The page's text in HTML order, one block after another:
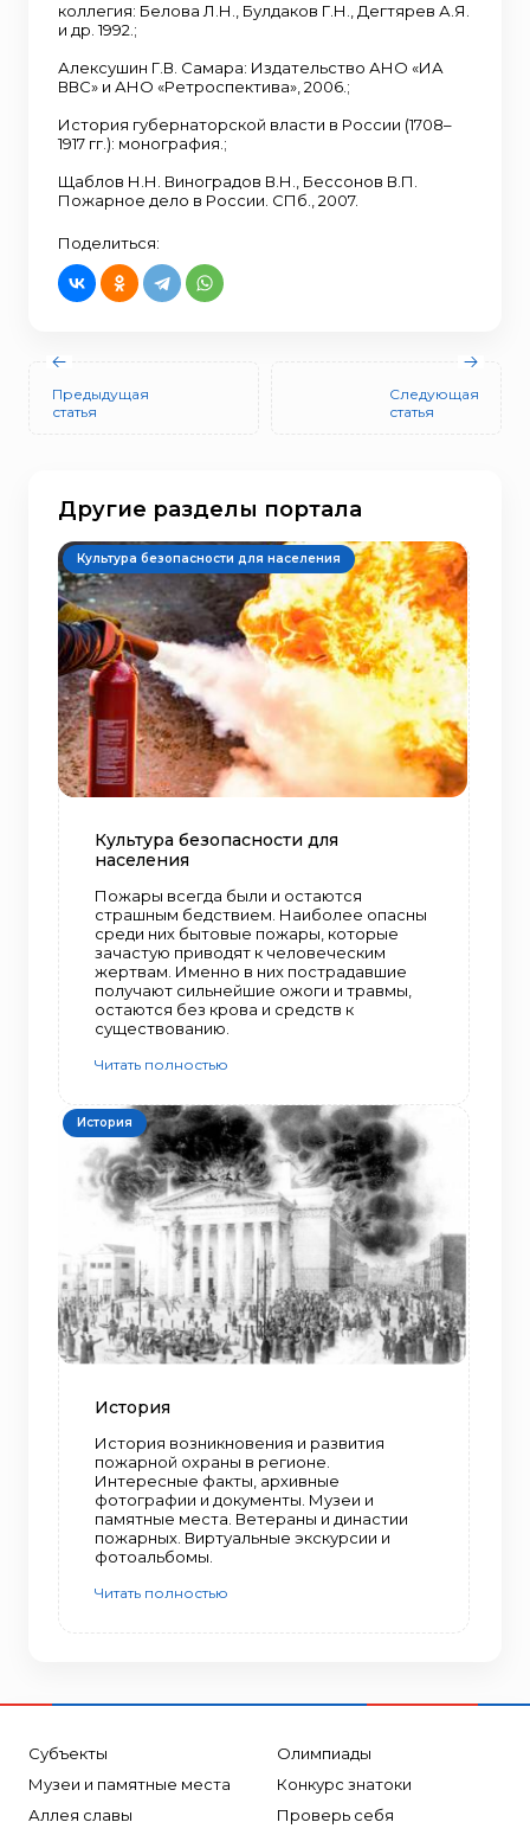
коллегия: Белова Л.Н., Булдаков Г.Н., Дегтярев А.Я.
и др. 1992.;
Алексушин Г.В. Самара: Издательство АНО «ИА
ВВС» и АНО «Ретроспектива», 2006.;
История губернаторской власти в России (1708–
1917 гг.): монография.;
Щаблов Н.Н. Виноградов В.Н., Бессонов В.П.
Пожарное дело в России. СПб., 2007.
Поделиться:
Предыдущая
статья
Следующая
статья
Другие разделы портала
Культура безопасности для населения
Культура безопасности для
населения
Пожары всегда были и остаются
страшным бедствием. Наиболее опасны
среди них бытовые пожары, которые
зачастую приводят к человеческим
жертвам. Именно в них пострадавшие
получают сильнейшие ожоги и травмы,
остаются без крова и средств к
существованию.
Читать полностью
История
История
История возникновения и развития
пожарной охраны в регионе.
Интересные факты, архивные
фотографии и документы. Музеи и
памятные места. Ветераны и династии
пожарных. Виртуальные экскурсии и
фотоальбомы.
Читать полностью
Субъекты
Музеи и памятные места
Аллея славы
Олимпиады
Конкурс знатоки
Проверь себя